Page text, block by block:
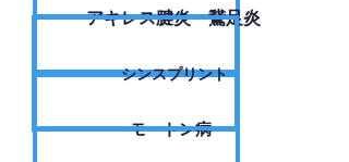
アキレス腱炎・鵞足炎
シンスプリント
モートン病